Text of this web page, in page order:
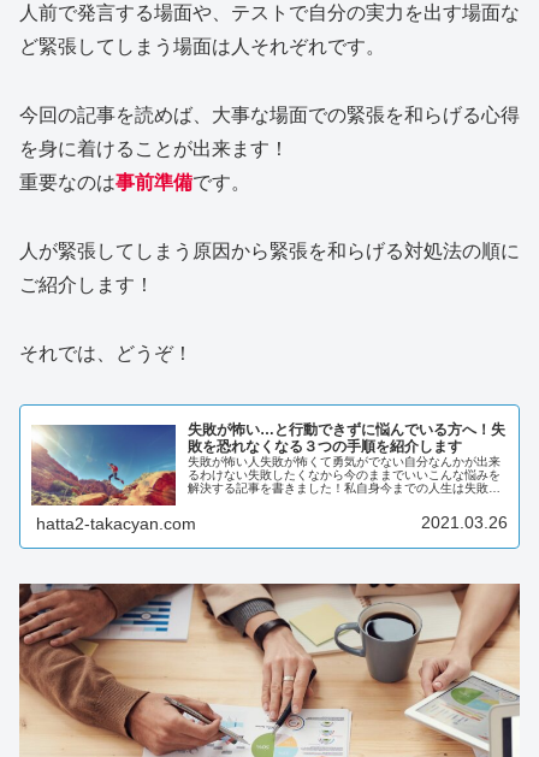
人前で発言する場面や、テストで自分の実力を出す場面な
ど緊張してしまう場面は人それぞれです。
今回の記事を読めば、大事な場面での緊張を和らげる心得
を身に着けることが出来ます！
重要なのは事前準備です。
人が緊張してしまう原因から緊張を和らげる対処法の順に
ご紹介します！
それでは、どうぞ！
失敗が怖い…と行動できずに悩んでいる方へ！失
敗を恐れなくなる３つの手順を紹介します
失敗が怖い人失敗が怖くて勇気がでない自分なんかが出来
るわけない失敗したくなから今のままでいいこんな悩みを
解決する記事を書きました！私自身今までの人生は失敗が
hatta2-takacyan.com 2021.03.26